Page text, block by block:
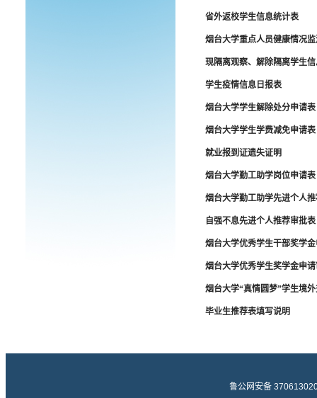
省外返校学生信息统计表
烟台大学重点人员健康情况
现隔离观察、解除隔离学生
学生疫情信息日报表
烟台大学学生解除处分申请表
烟台大学学生学费减免申请表
就业报到证遗失证明
烟台大学勤工助学岗位申请表
烟台大学勤工助学先进个人
自强不息先进个人推荐审批表
烟台大学优秀学生干部奖学
烟台大学优秀学生奖学金申
烟台大学“真情圆梦”学生境
毕业生推荐表填写说明
鲁公网安备